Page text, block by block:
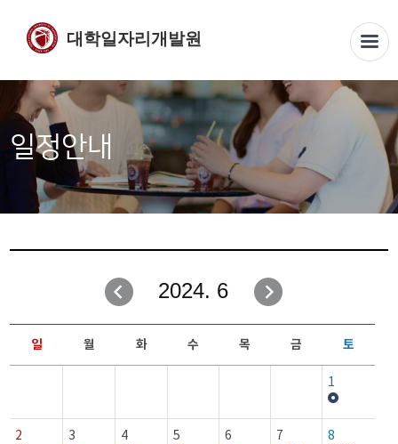
대학일자리개발원
일정안내
2024. 6
일 월 화 수 목 금 토
1
2 3 4 5 6 7 8